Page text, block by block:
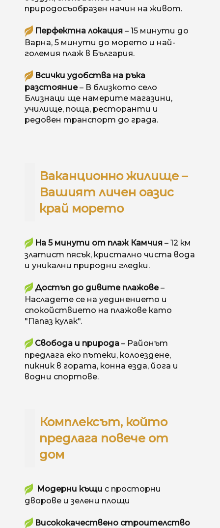
природосъобразен начин на живот.
Перфектна локация – 15 минути до
Варна, 5 минути до морето и най-
големия плаж в България.
Всички удобства на ръка
разстояние– В близкото село
Близнаци ще намерите магазини,
училище, поща, ресторанти и
редовен транспорт до града.
Ваканционно жилище –
Вашият личен оазис
край морето
На 5 минути от плаж Камчия – 12 км
златист пясък, кристално чиста вода
и уникални природни гледки.
Достъп до дивите плажове–
Насладете се на уединението и
спокойствието на плажове като
"Папаз кулак".
Свобода и природа – Районът
предлага еко пътеки, колоездене,
пикник в гората, конна езда, йога и
водни спортове.
Комплексът, който
предлага повече от
дом
Модерни къщи с просторни
дворове и зелени площи
Висококачествено строителство